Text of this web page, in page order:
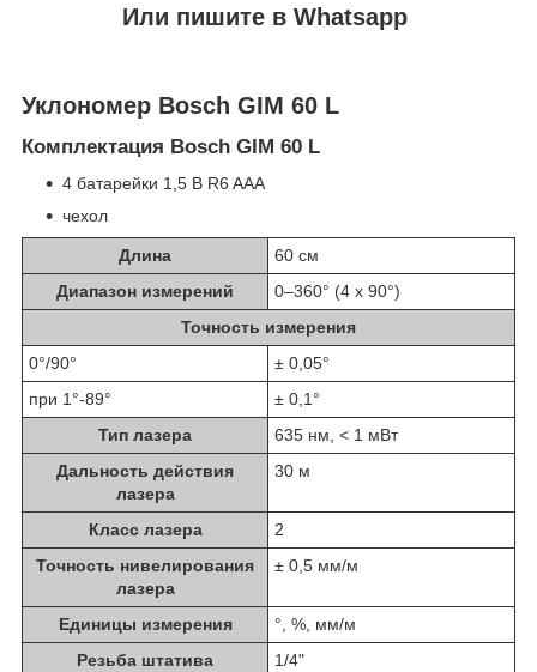
Или пишите в Whatsapp
Уклономер Bosch GIM 60 L
Комплектация Bosch GIM 60 L
4 батарейки 1,5 В R6 AAA
чехол
Длина
60 см
Диапазон измерений
0–360° (4 x 90°)
Точность измерения
0°/90°
± 0,05°
при 1°-89°
± 0,1°
Тип лазера
635 нм, < 1 мВт
Дальность действия
лазера
30 м
Класс лазера
2
Точность нивелирования
лазера
± 0,5 мм/м
Единицы измерения
°, %, мм/м
Резьба штатива
1/4"